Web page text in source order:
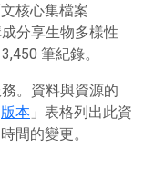
核心集檔案
分享生物多樣性
筆紀錄。
。資料與資源的
版本 」表格列出此資
間的變更。